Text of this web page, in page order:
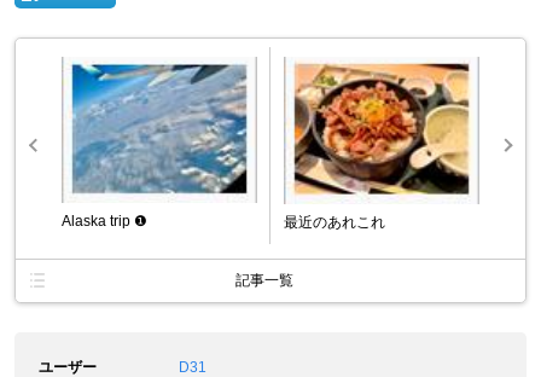
Alaska trip ❶ 最近のあれこれ
記事一覧
ユーザー D31